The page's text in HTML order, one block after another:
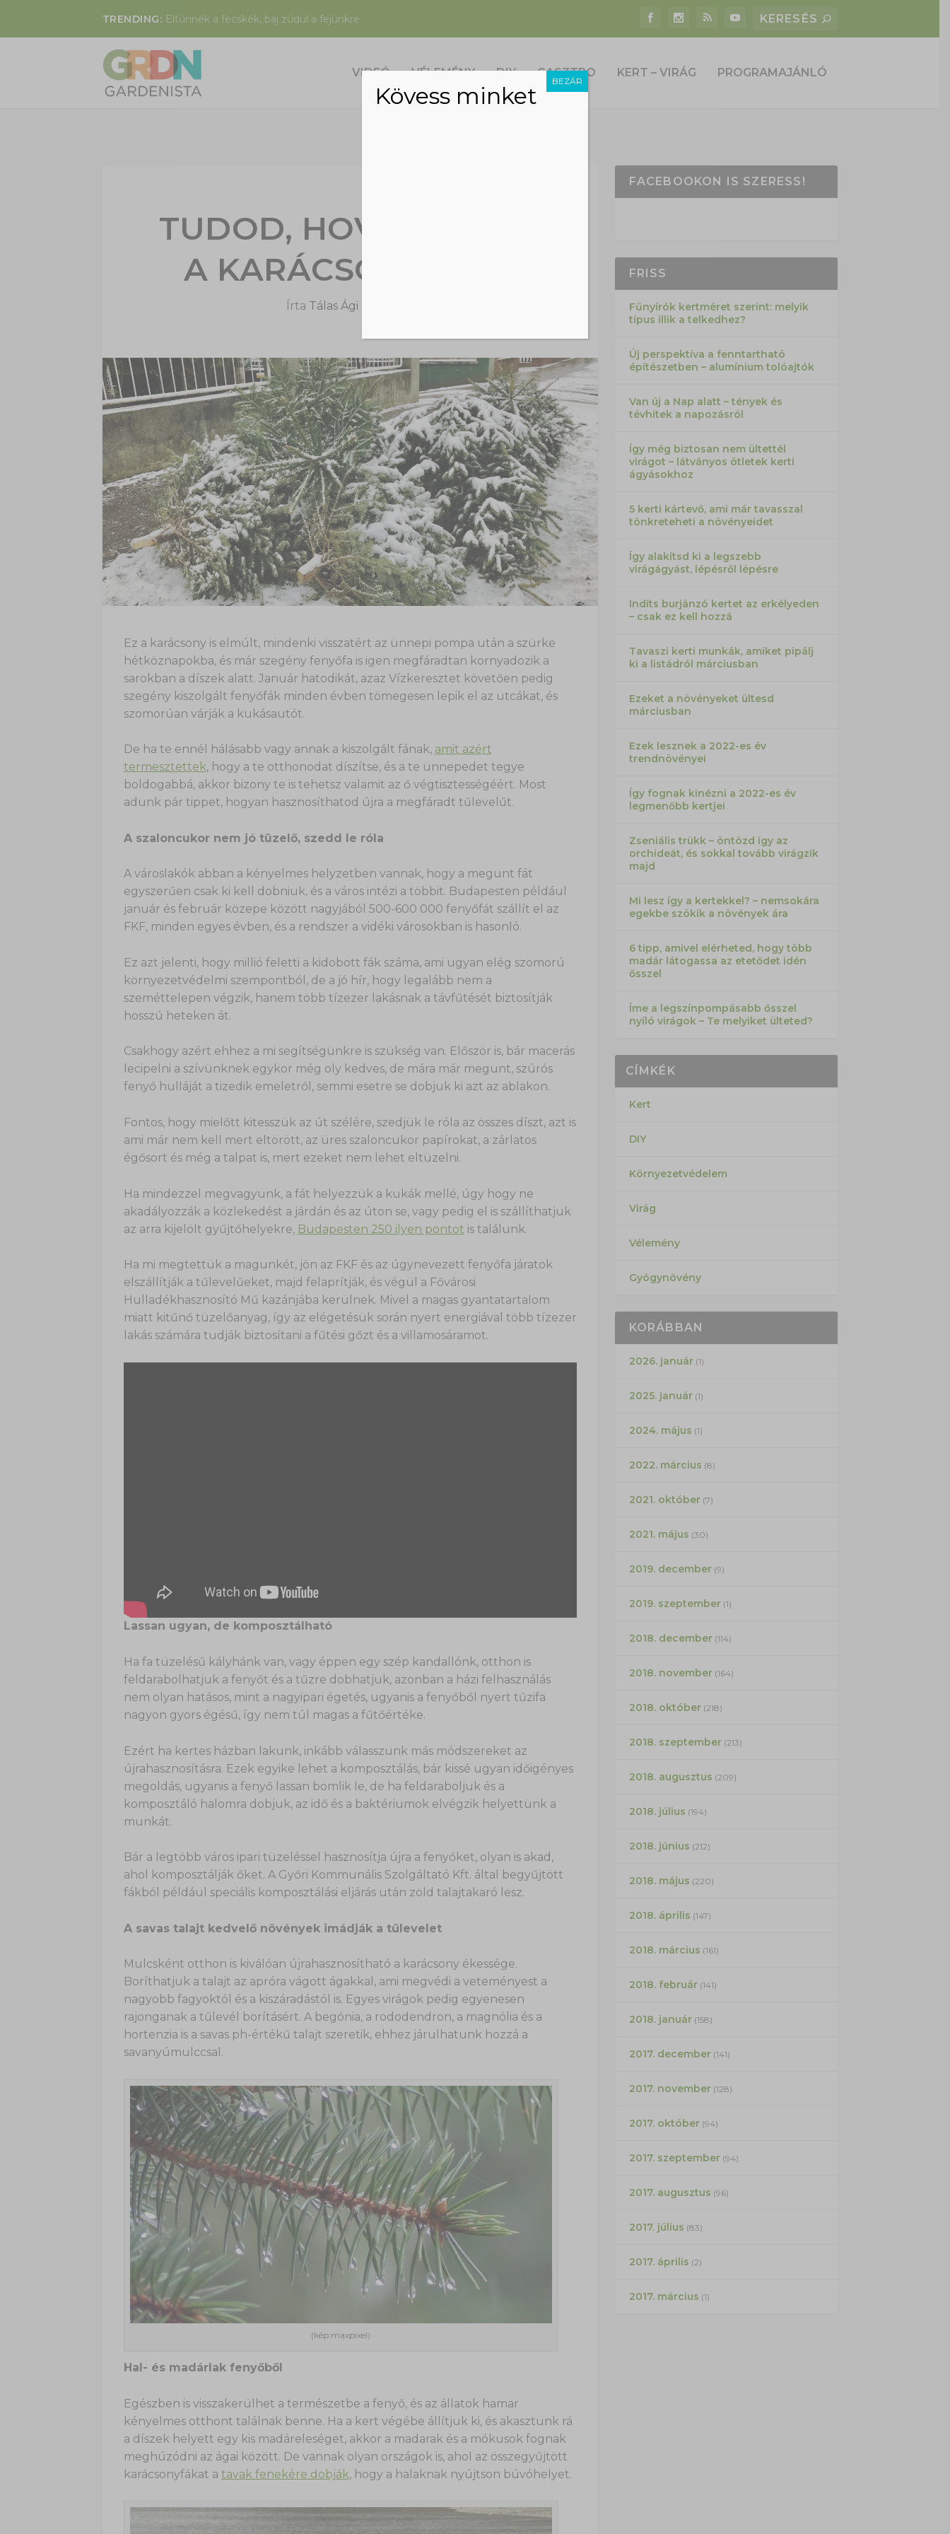
TRENDING: Eltűnnek a fecskék, baj zúdul a fejünkre
VIDEÓ VÉLEMÉNY DIY GASZTRO KERT – VIRÁG PROGRAMAJÁNLÓ
TUDOD, HOVÁ KERÜLT
A KARÁCSONYFÁD?
Írta Tálas Ági
Ez a karácsony is elmúlt, mindenki visszatért az ünnepi pompa után a szürke
hétköznapokba, és már szegény fenyőfa is igen megfáradtan kornyadozik a
sarokban a díszek alatt. Január hatodikát, azaz Vízkeresztet követően pedig
szegény kiszolgált fenyőfák minden évben tömegesen lepik el az utcákat, és
szomorúan várják a kukásautót.
De ha te ennél hálásabb vagy annak a kiszolgált fának, amit azért
termesztettek, hogy a te otthonodat díszítse, és a te ünnepedet tegye
boldogabbá, akkor bizony te is tehetsz valamit az ő végtisztességéért. Most
adunk pár tippet, hogyan hasznosíthatod újra a megfáradt tűlevelűt.
A szaloncukor nem jó tüzelő, szedd le róla
A városlakók abban a kényelmes helyzetben vannak, hogy a megunt fát
egyszerűen csak ki kell dobniuk, és a város intézi a többit. Budapesten például
január és február közepe között nagyjából 500-600 000 fenyőfát szállít el az
FKF, minden egyes évben, és a rendszer a vidéki városokban is hasonló.
Ez azt jelenti, hogy millió feletti a kidobott fák száma, ami ugyan elég szomorú
környezetvédelmi szempontból, de a jó hír, hogy legalább nem a
szeméttelepen végzik, hanem több tízezer lakásnak a távfűtését biztosítják
hosszú heteken át.
Csakhogy azért ehhez a mi segítségünkre is szükség van. Először is, bár macerás
lecipelni a szívünknek egykor még oly kedves, de mára már megunt, szúrós
fenyő hulláját a tizedik emeletről, semmi esetre se dobjuk ki azt az ablakon.
Fontos, hogy mielőtt kitesszük az út szélére, szedjük le róla az összes díszt, azt is
ami már nem kell mert eltörött, az üres szaloncukor papírokat, a zárlatos
égősort és még a talpat is, mert ezeket nem lehet eltüzelni.
Ha mindezzel megvagyunk, a fát helyezzük a kukák mellé, úgy hogy ne
akadályozzák a közlekedést a járdán és az úton se, vagy pedig el is szállíthatjuk
az arra kijelölt gyűjtőhelyekre, Budapesten 250 ilyen pontot is találunk.
Ha mi megtettük a magunkét, jön az FKF és az úgynevezett fenyőfa járatok
elszállítják a tűlevelűeket, majd felaprítják, és végül a Fővárosi
Hulladékhasznosító Mű kazánjába kerülnek. Mivel a magas gyantatartalom
miatt kitűnő tüzelőanyag, így az elégetésük során nyert energiával több tízezer
lakás számára tudják biztosítani a fűtési gőzt és a villamosáramot.
Lassan ugyan, de komposztálható
Ha fa tüzelésű kályhánk van, vagy éppen egy szép kandallónk, otthon is
feldarabolhatjuk a fenyőt és a tűzre dobhatjuk, azonban a házi felhasználás
nem olyan hatásos, mint a nagyipari égetés, ugyanis a fenyőből nyert tűzifa
nagyon gyors égésű, így nem túl magas a fűtőértéke.
Ezért ha kertes házban lakunk, inkább válasszunk más módszereket az
újrahasznosításra. Ezek egyike lehet a komposztálás, bár kissé ugyan időigényes
megoldás, ugyanis a fenyő lassan bomlik le, de ha feldaraboljuk és a
komposztáló halomra dobjuk, az idő és a baktériumok elvégzik helyettünk a
munkát.
Bár a legtöbb város ipari tüzeléssel hasznosítja újra a fenyőket, olyan is akad,
ahol komposztálják őket. A Győri Kommunális Szolgáltató Kft. által begyűjtött
fákból például speciális komposztálási eljárás után zöld talajtakaró lesz.
A savas talajt kedvelő növények imádják a tűlevelet
Mulcsként otthon is kiválóan újrahasznosítható a karácsony ékessége.
Boríthatjuk a talajt az apróra vágott ágakkal, ami megvédi a veteményest a
nagyobb fagyoktól és a kiszáradástól is. Egyes virágok pedig egyenesen
rajonganak a tűlevél borításért. A begónia, a rododendron, a magnólia és a
hortenzia is a savas ph-értékű talajt szeretik, ehhez járulhatunk hozzá a
savanyúmulccsal.
(kép:maxpixel)
Hal- és madárlak fenyőből
Egészben is visszakerülhet a természetbe a fenyő, és az állatok hamar
kényelmes otthont találnak benne. Ha a kert végébe állítjuk ki, és akasztunk rá
a díszek helyett egy kis madáreleséget, akkor a madarak és a mókusok fognak
meghúzódni az ágai között. De vannak olyan országok is, ahol az összegyűjtött
karácsonyfákat a tavak fenekére dobják, hogy a halaknak nyújtson búvóhelyet.
FACEBOOKON IS SZERESS!
FRISS
Fűnyírók kertméret szerint: melyik
típus illik a telkedhez?
Új perspektíva a fenntartható
építészetben – alumínium tolóajtók
Van új a Nap alatt – tények és
tévhitek a napozásról
Így még biztosan nem ültettél
virágot – látványos ötletek kerti
ágyásokhoz
5 kerti kártevő, ami már tavasszal
tönkreteheti a növényeidet
Így alakítsd ki a legszebb
virágágyást, lépésről lépésre
Indíts burjánzó kertet az erkélyeden
– csak ez kell hozzá
Tavaszi kerti munkák, amiket pipálj
ki a listádról márciusban
Ezeket a növényeket ültesd
márciusban
Ezek lesznek a 2022-es év
trendnövényei
Így fognak kinézni a 2022-es év
legmenőbb kertjei
Zseniális trükk – öntözd így az
orchideát, és sokkal tovább virágzik
majd
Mi lesz így a kertekkel? – nemsokára
egekbe szökik a növények ára
6 tipp, amivel elérheted, hogy több
madár látogassa az etetődet idén
ősszel
Íme a legszínpompásabb ősszel
nyíló virágok – Te melyiket ülteted?
CÍMKÉK
Kert
DIY
Környezetvédelem
Virág
Vélemény
Gyógynövény
KORÁBBAN
2026. január(1)
2025. január(1)
2024. május (1)
2022. március (8)
2021. október(7)
2021. május (30)
2019. december(9)
2019. szeptember(1)
2018. december(114)
2018. november(164)
2018. október(218)
2018. szeptember(213)
2018. augusztus (209)
2018. július (194)
2018. június (212)
2018. május (220)
2018. április (147)
2018. március (161)
2018. február(141)
2018. január(158)
2017. december(141)
2017. november(128)
2017. október(94)
2017. szeptember(94)
2017. augusztus (96)
2017. július (83)
2017. április (2)
2017. március (1)
Kövess minket
BEZÁR